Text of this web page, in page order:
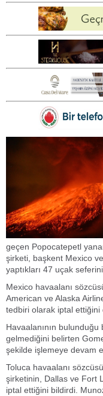
geçen Popocatepetl
şirketi, başkent Mexico
yaptıkları 47 uçak
Mexico havaalanı
American ve Alaska
tedbiri olarak iptal ettiğini
Havaalanının
gelmediğini belirten
şekilde işlemeye devam
Toluca havaalanı
şirketinin, Dallas ve Fort
iptal ettiğini bildirdi.